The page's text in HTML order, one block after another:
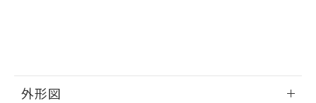
外形図
欄に対応日を記載しておりました。
既に当社にて対応品への在庫切替を完了